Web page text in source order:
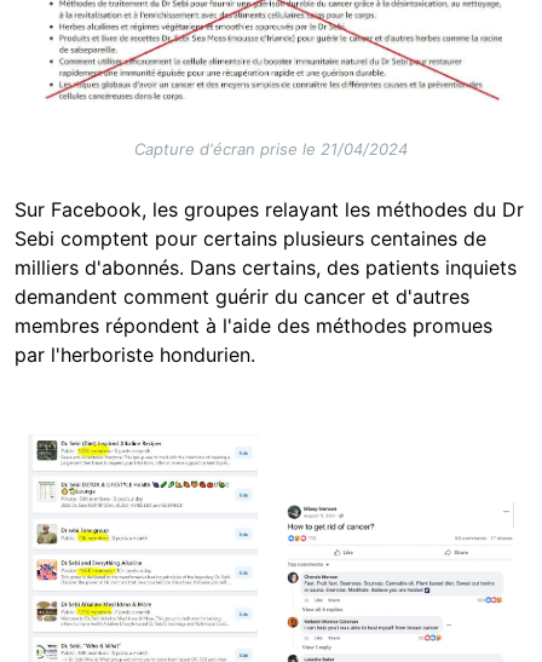
Capture d'écran prise le 21/04/2024
Sur Facebook, les groupes relayant les méthodes du Dr
Sebi comptent pour certains plusieurs centaines de
milliers d'abonnés. Dans certains, des patients inquiets
demandent comment guérir du cancer et d'autres
membres répondent à l'aide des méthodes promues
par l'herboriste hondurien.
Image
Image